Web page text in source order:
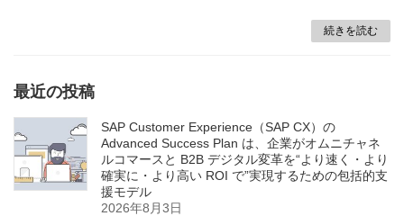
続きを読む
最近の投稿
SAP Customer Experience（SAP CX）の
Advanced Success Plan は、企業がオムニチャネ
ルコマースと B2B デジタル変革を“より速く・より
確実に・より高い ROI で”実現するための包括的支
援モデル
2026年8月3日